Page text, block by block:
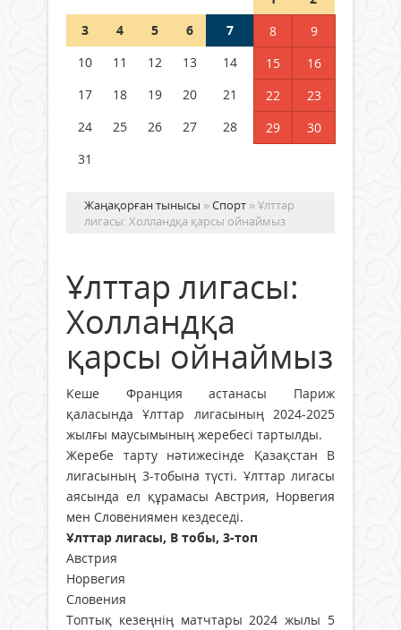
Германия аптап ыстыққа
бастады
04 тамыз 2026 ж.
3
4 5 6 7 8
9
10
11 12 13 14 15
16
17
18 19 20 21 22
23
24
25 26 27 28 29
30
31
Жаңақорған тынысы »Спорт » Ұлттар
лигасы: Холландқа қарсы ойнаймыз
Ұлттар лигасы:
Холландқа
қарсы ойнаймыз
Кеше Франция астанасы Париж
қаласында Ұлттар лигасының 2024-2025
жылғы маусымының жеребесі тартылды.
Жеребе тарту нәтижесінде Қазақстан В
лигасының 3-тобына түсті. Ұлттар лигасы
аясында ел құрамасы Австрия, Норвегия
мен Словениямен кездеседі.
Ұлттар лигасы, В тобы, 3-топ
Австрия
Норвегия
Словения
Топтық кезеңнің матчтары 2024 жылы 5